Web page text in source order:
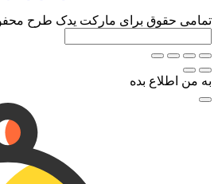
برای مارکت یدک طرح محفوط است
بده